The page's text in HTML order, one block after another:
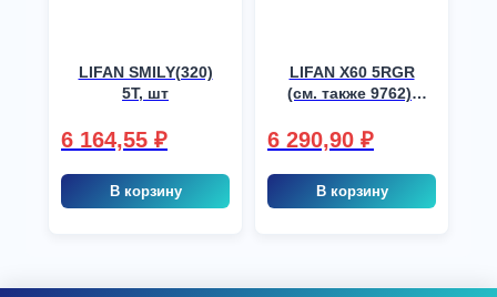
LIFAN SMILY(320)
5T, шт
6 164,55 ₽
В корзину
LIFAN X60 5RGR
(см. также 9762),
6 290,90 ₽
В корзину